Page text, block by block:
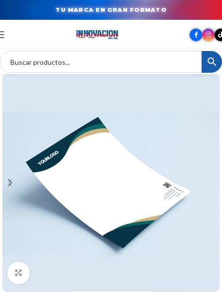
TU MARCA EN GRAN FORMATO
Clic para ampliar